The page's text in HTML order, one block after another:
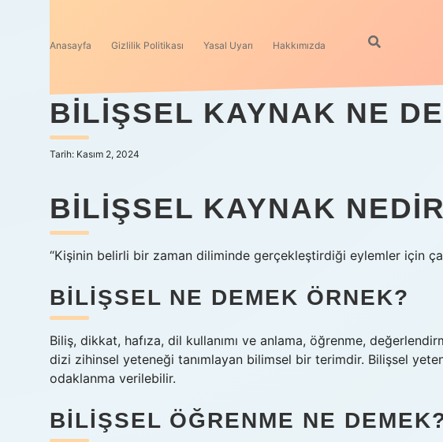
Anasayfa Gizlilik Politikası Yasal Uyarı Hakkımızda
BILIŞSEL KAYNAK NE
Tarih: Kasım 2, 2024
BILIŞSEL KAYNAK
“Kişinin belirli bir zaman diliminde gerçekleştirdiği eylemler için
BILIŞSEL NE DEMEK ÖRNEK?
Biliş, dikkat, hafıza, dil kullanımı ve anlama, öğrenme,
dizi zihinsel yeteneği tanımlayan bilimsel bir terimdir. Bilişsel
odaklanma verilebilir.
BILIŞSEL ÖĞRENME NE